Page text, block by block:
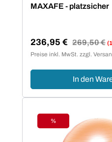
MAXAFE - platzsicher
Verkaufspreis:
236,95 € Regulärer
269,50 €
Preise inkl. MwSt. zzgl.
In den
Rabatt
%